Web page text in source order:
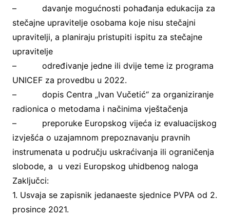
– davanje mogućnosti pohađanja edukacija za
stečajne upravitelje osobama koje nisu stečajni
upravitelji, a planiraju pristupiti ispitu za stečajne
upravitelje
– određivanje jedne ili dvije teme iz programa
UNICEF za provedbu u 2022.
– dopis Centra „Ivan Vučetić“ za organiziranje
radionica o metodama i načinima vještačenja
– preporuke Europskog vijeća iz evaluacijskog
izvješća o uzajamnom prepoznavanju pravnih
instrumenata u području uskraćivanja ili ograničenja
slobode, a u vezi Europskog uhidbenog naloga
Zaključci:
1. Usvaja se zapisnik jedanaeste sjednice PVPA od 2.
prosince 2021.